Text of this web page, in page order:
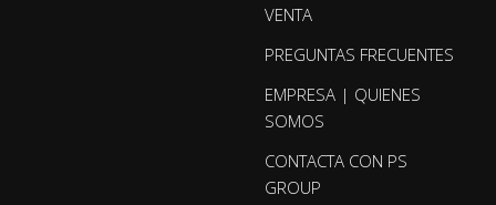
VENTA
PREGUNTAS FRECUENTES
EMPRESA | QUIENES
SOMOS
CONTACTA CON PS
GROUP